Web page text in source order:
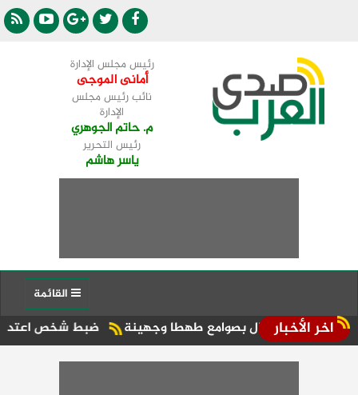
رئيس مجلس الإدارة
أمانى الموجى
نائب رئيس مجلس
الإدارة
م. حاتم الجوهري
رئيس التحرير
ياسر هاشم
اخر الأخبار ضبط شخص اعتدى على سيدة